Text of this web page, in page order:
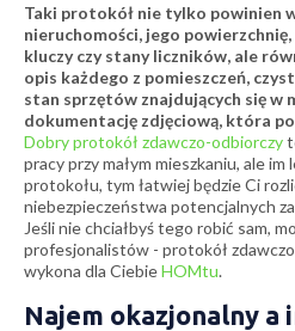
Taki protokół nie tylko powinien
nieruchomości, jego
kluczy czy stany liczników, ale
opis każdego z pomieszczeń,
stan sprzętów znajdujących się w
dokumentację zdjęciową, która
Dobry protokół zdawczo-odbiorczy
pracy przy małym mieszkaniu, ale im
protokołu, tym łatwiej będzie Ci
niebezpieczeństwa potencjalnych
Jeśli nie chciałbyś tego robić sam,
profesjonalistów - protokół
wykona dla CiebieHOMtu.
Najem okazjonalny a